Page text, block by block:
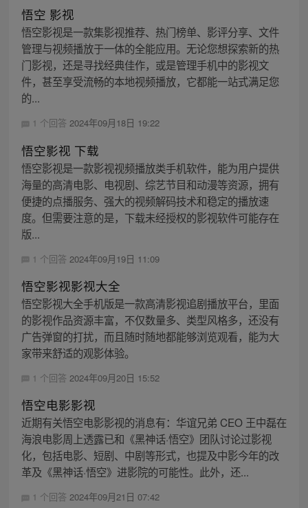
悟空 影视
悟空影视是一款集影视推荐、热门榜单、影评分享、文件
管理与视频播放于一体的全能应用。无论您想探索新的热
门影视，还是寻找经典佳作，或是管理手机中的影视文
件，甚至享受流畅的本地视频播放，它都能一站式满足您
的...
1 个回答 2024年09月18日 19:22
悟空影视 下载
悟空影视是一款影视视频播放类手机软件，能为用户提供
海量的高清电影、电视剧、综艺节目和动漫等资源，拥有
便捷的点播服务、强大的视频解码技术和稳定的播放速
度。但需要注意的是，下载未经授权的影视软件可能存在
版...
1 个回答 2024年09月19日 11:09
悟空影视影视大全
悟空影视大全手机版是一款高清影视追剧播放平台，里面
的影视作品资源丰富，不仅数量多、类型风格多，还没有
广告弹窗的打扰，而且随时随地都能够浏览观看，能为大
家带来舒适的观影体验。
1 个回答 2024年09月20日 15:52
悟空电影影视
近期有关悟空电影影视的消息有：华谊兄弟 CEO 王中磊在
海浪电影周上透露已和《黑神话·悟空》团队讨论过影视
化，包括电影、短剧、中剧等形式，也提及中影今年的改
革及《黑神话·悟空》进影院的可能性。此外，还...
1 个回答 2024年09月21日 07:42